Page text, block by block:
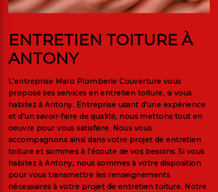
ENTRETIEN TOITURE À
ANTONY
L’entreprise Maro Plomberie Couverture vous
propose ses services en entretien toiture, si vous
habitez àAntony. Entreprise usant d’une expérience
et d’un savoir-faire de qualité, nous mettons tout en
oeuvre pour vous satisfaire. Nous vous
accompagnons ainsi dans votre projet de entretien
toiture et sommes à l’écoute de vos besoins. Si vous
habitez àAntony, nous sommes à votre disposition
pour vous transmettre les renseignements
nécessaires à votre projet de entretien toiture. Notre